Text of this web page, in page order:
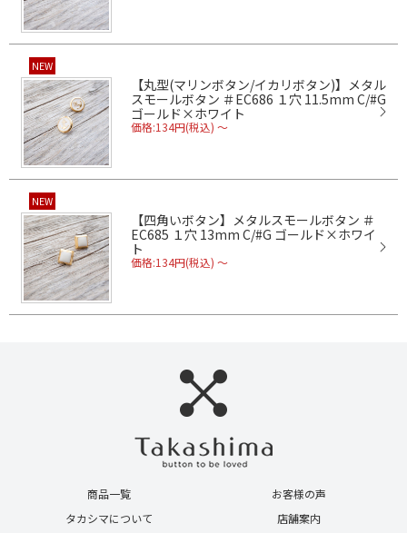
NEW
【丸型(マリンボタン/イカリボタン)】メタル
スモールボタン ＃EC686 １穴 11.5mm C/#G
ゴールド×ホワイト
価格:134円(税込) ～
NEW
【四角いボタン】メタルスモールボタン ＃
EC685 １穴 13mm C/#G ゴールド×ホワイ
ト
価格:134円(税込) ～
商品一覧
お客様の声
タカシマについて
店舗案内